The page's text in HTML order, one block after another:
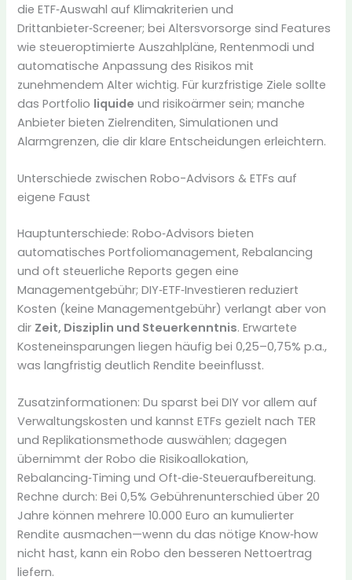
die ETF‑Auswahl auf Klimakriterien und
Drittanbieter‑Screener; bei Altersvorsorge sind Features
wie steueroptimierte Auszahlpläne, Rentenmodi und
automatische Anpassung des Risikos mit
zunehmendem Alter wichtig. Für kurzfristige Ziele sollte
das Portfolio liquide und risikoärmer sein; manche
Anbieter bieten Zielrenditen, Simulationen und
Alarmgrenzen, die dir klare Entscheidungen erleichtern.
Unterschiede zwischen Robo-Advisors & ETFs auf
eigene Faust
Hauptunterschiede: Robo‑Advisors bieten
automatisches Portfoliomanagement, Rebalancing
und oft steuerliche Reports gegen eine
Managementgebühr; DIY‑ETF‑Investieren reduziert
Kosten (keine Managementgebühr) verlangt aber von
dir Zeit, Disziplin und Steuerkenntnis. Erwartete
Kosteneinsparungen liegen häufig bei 0,25–0,75% p.a.,
was langfristig deutlich Rendite beeinflusst.
Zusatzinformationen: Du sparst bei DIY vor allem auf
Verwaltungskosten und kannst ETFs gezielt nach TER
und Replikationsmethode auswählen; dagegen
übernimmt der Robo die Risikoallokation,
Rebalancing‑Timing und Oft‑die‑Steueraufbereitung.
Rechne durch: Bei 0,5% Gebührenunterschied über 20
Jahre können mehrere 10.000 Euro an kumulierter
Rendite ausmachen—wenn du das nötige Know‑how
nicht hast, kann ein Robo den besseren Nettoertrag
liefern.